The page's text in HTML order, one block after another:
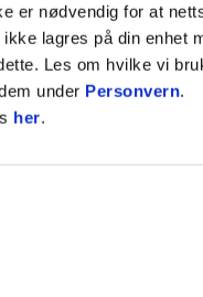
er nødvendig for at
lagres på din enhet
Les om hvilke vi
under Personvern.
her.
forrige periode i Brann
midlertidig hovedtrener
laget frem til ny
klubben, kulturen og
og en sterk